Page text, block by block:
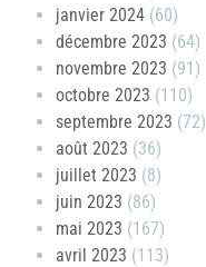
janvier 2024 (60)
décembre 2023 (64)
novembre 2023 (91)
octobre 2023 (110)
septembre 2023 (72)
août 2023 (36)
juillet 2023 (8)
juin 2023 (86)
mai 2023 (167)
avril 2023 (113)